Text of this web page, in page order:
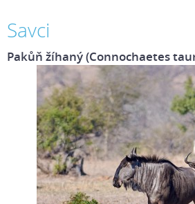
Savci
Pakůň žíhaný (Connochaetes